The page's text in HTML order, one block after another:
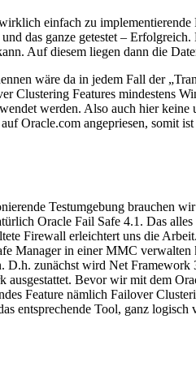
einfach zu
das ganze getestet –
Auf diesem liegen dann die
wäre da in jedem Fall der
Clustering Features mindestens
werden. Also auch hier
Oracle.com angepriesen, somit
Testumgebung brauchen
Oracle Fail Safe 4.1. Das
Firewall erleichtert uns die
Manager in einer MMC
zunächst wird Net
Bevor wir mit dem
Feature nämlich Failover
entsprechende Tool, ganz